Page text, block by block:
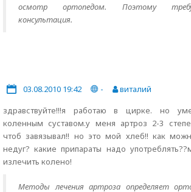
осмотр ортопедом. Поэтому
консультация.
03.08.2010 19:42 -
виталий
здравствуйте!!!я работаю в цирке. но
коленным суставом.у меня артроз 2-3
чтоб завязывал!! но это мой хлеб!! как
недуг? какие припараты надо
излечить колено!
Методы лечения артроза определяет